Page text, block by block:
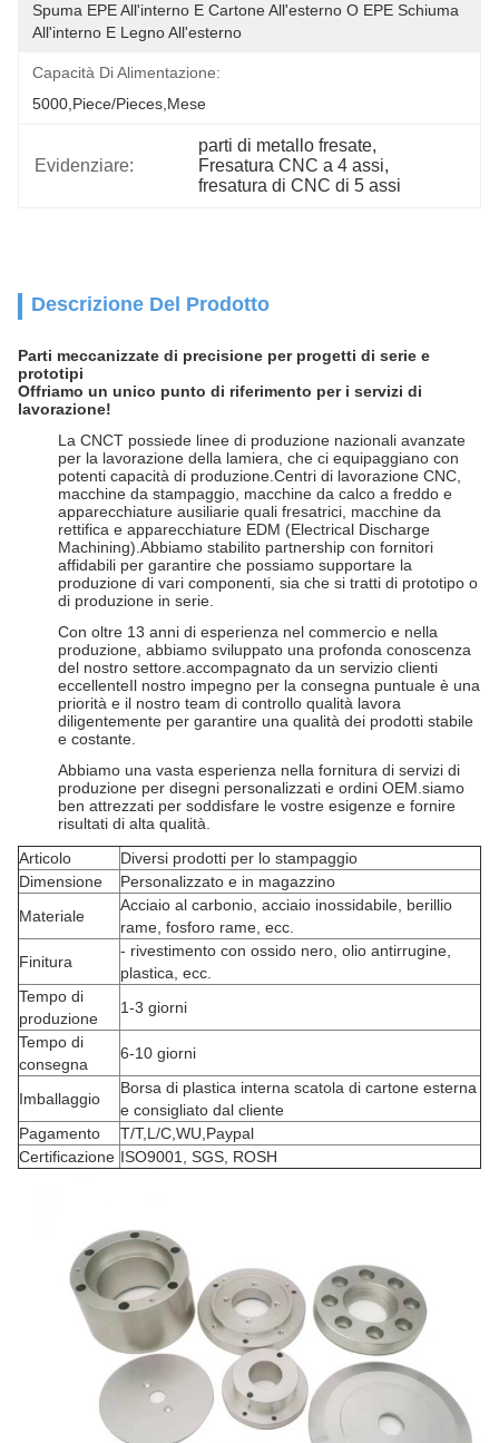
Spuma EPE All'interno E Cartone All'esterno O EPE Schiuma
All'interno E Legno All'esterno
Capacità Di Alimentazione:
5000,Piece/Pieces,Mese
Evidenziare:
parti di metallo fresate,
Fresatura CNC a 4 assi,
fresatura di CNC di 5 assi
Descrizione Del Prodotto
Parti meccanizzate di precisione per progetti di serie e
prototipi
Offriamo un unico punto di riferimento per i servizi di
lavorazione!
La CNCT possiede linee di produzione nazionali avanzate
per la lavorazione della lamiera, che ci equipaggiano con
potenti capacità di produzione.Centri di lavorazione CNC,
macchine da stampaggio, macchine da calco a freddo e
apparecchiature ausiliarie quali fresatrici, macchine da
rettifica e apparecchiature EDM (Electrical Discharge
Machining).Abbiamo stabilito partnership con fornitori
affidabili per garantire che possiamo supportare la
produzione di vari componenti, sia che si tratti di prototipo o
di produzione in serie.
Con oltre 13 anni di esperienza nel commercio e nella
produzione, abbiamo sviluppato una profonda conoscenza
del nostro settore.accompagnato da un servizio clienti
eccellenteIl nostro impegno per la consegna puntuale è una
priorità e il nostro team di controllo qualità lavora
diligentemente per garantire una qualità dei prodotti stabile
e costante.
Abbiamo una vasta esperienza nella fornitura di servizi di
produzione per disegni personalizzati e ordini OEM.siamo
ben attrezzati per soddisfare le vostre esigenze e fornire
risultati di alta qualità.
Articolo
Diversi prodotti per lo stampaggio
Dimensione
Personalizzato e in magazzino
Materiale
Acciaio al carbonio, acciaio inossidabile, berillio
rame, fosforo rame, ecc.
Finitura
- rivestimento con ossido nero, olio antirrugine,
plastica, ecc.
Tempo di
produzione
1-3 giorni
Tempo di
consegna
6-10 giorni
Imballaggio
Borsa di plastica interna scatola di cartone esterna
e consigliato dal cliente
Pagamento
T/T,L/C,WU,Paypal
Certificazione ISO9001, SGS, ROSH